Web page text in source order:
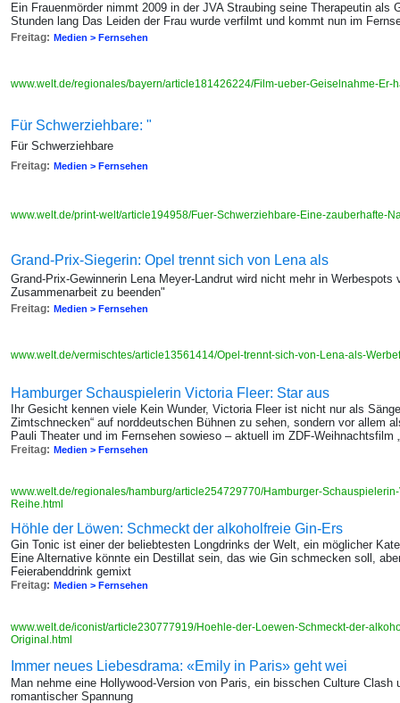
Ein Frauenmörder nimmt 2009 in der JVA Straubing seine Therapeutin als
Stunden lang Das Leiden der Frau wurde verfilmt und kommt nun im
Freitag: Medien > Fernsehen
www.welt.de/regionales/bayern/article181426224/Film-ueber-Geiselnahme-
Für Schwerziehbare: "
Für Schwerziehbare
Freitag: Medien > Fernsehen
www.welt.de/print-welt/article194958/Fuer-Schwerziehbare-Eine-zauberhafte-
Grand-Prix-Siegerin: Opel trennt sich von Lena als
Grand-Prix-Gewinnerin Lena Meyer-Landrut wird nicht mehr in
Zusammenarbeit zu beenden"
Freitag: Medien > Fernsehen
www.welt.de/vermischtes/article13561414/Opel-trennt-sich-von-Lena-als-
Hamburger Schauspielerin Victoria Fleer: Star aus
Ihr Gesicht kennen viele Kein Wunder, Victoria Fleer ist nicht nur als
Zimtschnecken“ auf norddeutschen Bühnen zu sehen, sondern vor allem
Pauli Theater und im Fernsehen sowieso – aktuell im ZDF-Weihnachtsfilm
Freitag: Medien > Fernsehen
www.welt.de/regionales/hamburg/article254729770/Hamburger-
Reihe.html
Höhle der Löwen: Schmeckt der alkoholfreie Gin-Ers
Gin Tonic ist einer der beliebtesten Longdrinks der Welt, ein möglicher
Eine Alternative könnte ein Destillat sein, das wie Gin schmecken soll,
Feierabenddrink gemixt
Freitag: Medien > Fernsehen
www.welt.de/iconist/article230777919/Hoehle-der-Loewen-Schmeckt-der-
Original.html
Immer neues Liebesdrama: «Emily in Paris» geht wei
Man nehme eine Hollywood-Version von Paris, ein bisschen Culture Clash
romantischer Spannung